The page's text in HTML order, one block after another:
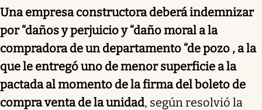
Una empresa constructora deberá indemnizar
por “daños y perjuicio y “daño moral a la
compradora de un departamento “de pozo , a la
que le entregó uno de menor superficie a la
pactada al momento de la firma del boleto de
compra venta de la unidad, según resolvió la